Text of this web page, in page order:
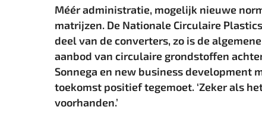
Méér administratie, mogelijk nieuwe
matrijzen. De Nationale Circulaire
deel van de converters, zo is de
aanbod van circulaire grondstoffen
Sonnega en new business development
toekomst positief tegemoet. ‘Zeker als
voorhanden.’